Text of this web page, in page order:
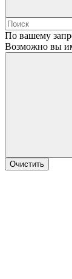
По вашему
Возможно вы
Очистить